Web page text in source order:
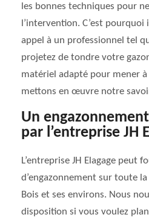
les bonnes techniques pour
l’intervention. C’est
appel à un professionnel tel
projetez de tondre votre
matériel adapté pour mener
mettons en œuvre notre
Un
par l’entreprise JH
L’entreprise JH Elagage peut
d’engazonnement sur toute la
Bois et ses environs. Nous
disposition si vous voulez